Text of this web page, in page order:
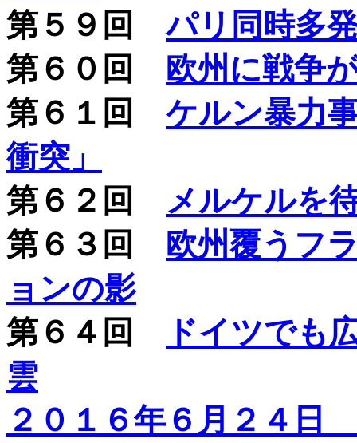
第５９回パリ同時多
第６０回
欧州に戦争
第６１回 ケルン暴力
衝突」
第６２回 メルケルを
第６３回
欧州覆うフ
ョンの影
第６４回
ドイツでも
雲
２０１６年６月２４